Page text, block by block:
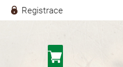
Registrace